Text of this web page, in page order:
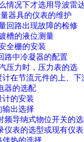
情况下才选用导波雷
器具的仪表的维护
回路出现故障的检修
槽的液位测量
全栅的安装
路中冷凝器的配置
压力时，压力表的选
在节流元件的上、下
器的选配
计的安装
输出选择
导纳式物位开关的
仪表的选型或现有仪
伴热的选择